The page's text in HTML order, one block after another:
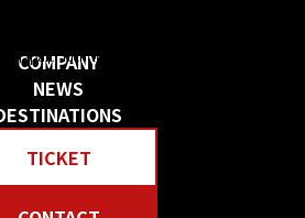
Japan.” Rich tour experiences await you.
COMPANY
NEWS
TICKET